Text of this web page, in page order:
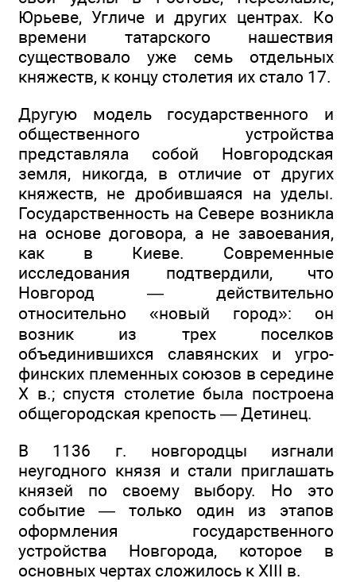
Юрьеве, Угличе и других центрах. Ко
времени татарского нашествия
существовало уже семь отдельных
княжеств, к концу столетия их стало 17.
Другую модель государственного и
общественного устройства
представляла собой Новгородская
земля, никогда, в отличие от других
княжеств, не дробившаяся на уделы.
Государственность на Севере возникла
на основе договора, а не завоевания,
как в Киеве. Современные
исследования подтвердили, что
Новгород — действительно
относительно «новый город»: он
возник из трех поселков
объединившихся славянских и угро-
финских племенных союзов в середине
X в.; спустя столетие была построена
общегородская крепость — Детинец.
В 1136 г. новгородцы изгнали
неугодного князя и стали приглашать
князей по своему выбору. Но это
событие — только один из этапов
оформления государственного
устройства Новгорода, которое в
основных чертах сложилось к XIII в.